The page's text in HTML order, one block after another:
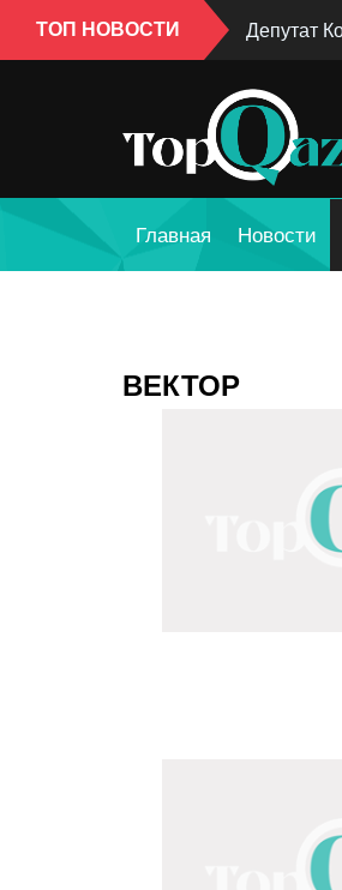
ТОП НОВОСТИ Депутат
Главная Новости
ВЕКТОР